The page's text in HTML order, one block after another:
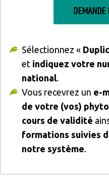
DEMANDE
Sélectionnez «
etindiquez votre
national.
Vous recevrez un e-
de votre (vos)
cours de validité
formations suivies
notre système.